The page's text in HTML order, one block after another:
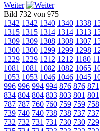
Weiter
Bild 732 von 975
1342 1342 1340 1340 1338
1315 1315 1314 1314 1313
1309 1309 1308 1308 1307
1300 1300 1299 1299 1298
1229 1229 1212 1212 1180
1081 1081 1082 1082 1065
1053 1053 1046 1046 1045
996 996 994 994 876 876 871
834 804 804 803 803 801 801
787 787 760 760 759 759 758
739 740 740 738 738 737 737
732 732 731 731 730 730 729